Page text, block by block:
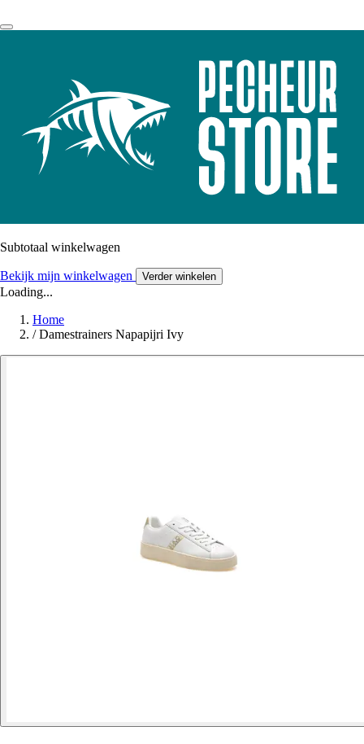
Subtotaal winkelwagen
Bekijk mijn winkelwagen Verder winkelen
Loading...
Home
/ Damestrainers Napapijri Ivy